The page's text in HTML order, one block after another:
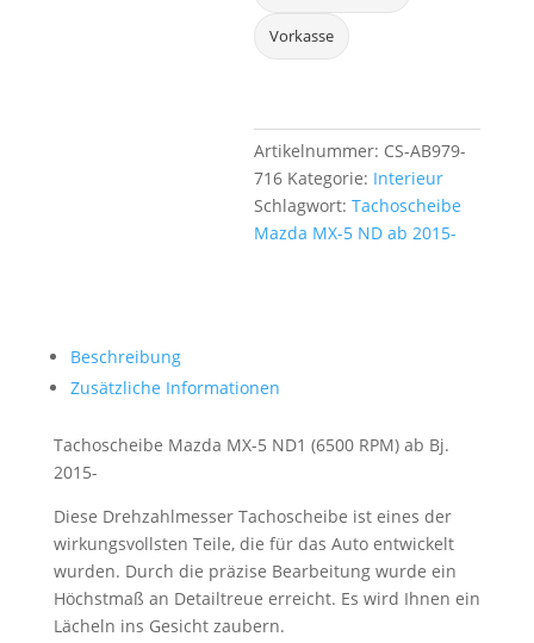
Vorkasse
Artikelnummer: CS-AB979-
716 Kategorie: Interieur
Schlagwort:Tachoscheibe
Mazda MX-5 ND ab 2015-
Beschreibung
Zusätzliche Informationen
Tachoscheibe Mazda MX-5 ND1 (6500 RPM) ab Bj.
2015-
Diese Drehzahlmesser Tachoscheibe ist eines der
wirkungsvollsten Teile, die für das Auto entwickelt
wurden. Durch die präzise Bearbeitung wurde ein
Höchstmaß an Detailtreue erreicht. Es wird Ihnen ein
Lächeln ins Gesicht zaubern.